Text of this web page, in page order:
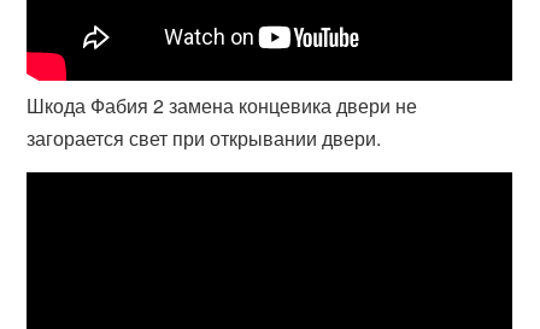
Шкода Фабия 2 замена концевика двери не
загорается свет при открывании двери.